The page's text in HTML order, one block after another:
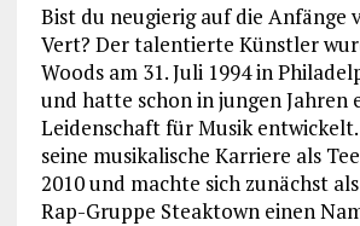
Bist du neugierig auf die Anfänge
Vert? Der talentierte Künstler
Woods am 31. Juli 1994 in
und hatte schon in jungen Jahren
Leidenschaft für Musik entwickelt.
seine musikalische Karriere als
2010 und machte sich zunächst
Rap-Gruppe Steaktown einen